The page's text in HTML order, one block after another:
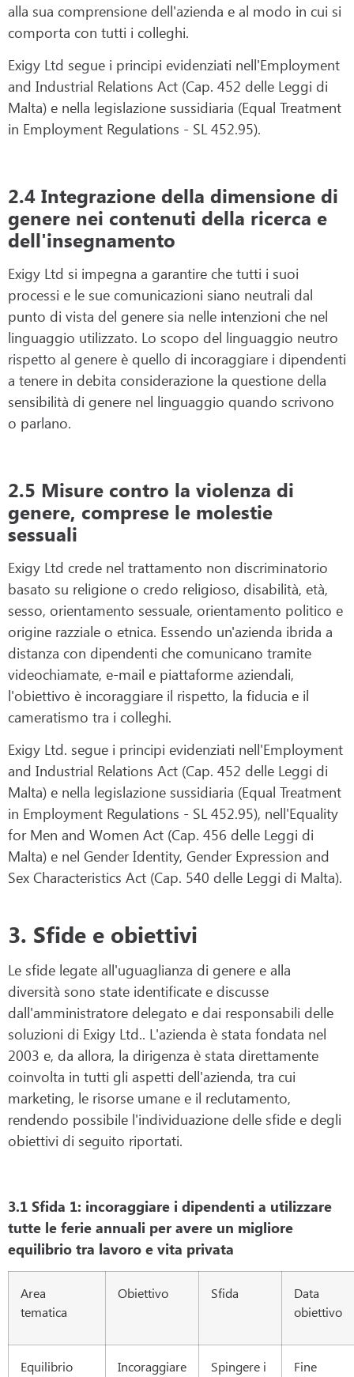
alla sua comprensione dell'azienda e al modo in cui si
comporta con tutti i colleghi.
Exigy Ltd segue i principi evidenziati nell'Employment
and Industrial Relations Act (Cap. 452 delle Leggi di
Malta) e nella legislazione sussidiaria (Equal Treatment
in Employment Regulations - SL 452.95).
2.4 Integrazione della dimensione di
genere nei contenuti della ricerca e
dell'insegnamento
Exigy Ltd si impegna a garantire che tutti i suoi
processi e le sue comunicazioni siano neutrali dal
punto di vista del genere sia nelle intenzioni che nel
linguaggio utilizzato. Lo scopo del linguaggio neutro
rispetto al genere è quello di incoraggiare i dipendenti
a tenere in debita considerazione la questione della
sensibilità di genere nel linguaggio quando scrivono
o parlano.
2.5 Misure contro la violenza di
genere, comprese le molestie
sessuali
Exigy Ltd crede nel trattamento non discriminatorio
basato su religione o credo religioso, disabilità, età,
sesso, orientamento sessuale, orientamento politico e
origine razziale o etnica. Essendo un'azienda ibrida a
distanza con dipendenti che comunicano tramite
videochiamate, e-mail e piattaforme aziendali,
l'obiettivo è incoraggiare il rispetto, la fiducia e il
cameratismo tra i colleghi.
Exigy Ltd. segue i principi evidenziati nell'Employment
and Industrial Relations Act (Cap. 452 delle Leggi di
Malta) e nella legislazione sussidiaria (Equal Treatment
in Employment Regulations - SL 452.95), nell'Equality
for Men and Women Act (Cap. 456 delle Leggi di
Malta) e nel Gender Identity, Gender Expression and
Sex Characteristics Act (Cap. 540 delle Leggi di Malta).
3. Sfide e obiettivi
Le sfide legate all'uguaglianza di genere e alla
diversità sono state identificate e discusse
dall'amministratore delegato e dai responsabili delle
soluzioni di Exigy Ltd.. L'azienda è stata fondata nel
2003 e, da allora, la dirigenza è stata direttamente
coinvolta in tutti gli aspetti dell'azienda, tra cui
marketing, le risorse umane e il reclutamento,
rendendo possibile l'individuazione delle sfide e degli
obiettivi di seguito riportati.
3.1 Sfida 1: incoraggiare i dipendenti a utilizzare
tutte le ferie annuali per avere un migliore
equilibrio tra lavoro e vita privata
Area
tematica
Obiettivo Sfida
Data
obiettivo
Equilibrio Incoraggiare Spingere i Fine